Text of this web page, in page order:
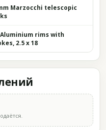
Marzocchi telescopic
Aluminium rims with
2.5 x 18